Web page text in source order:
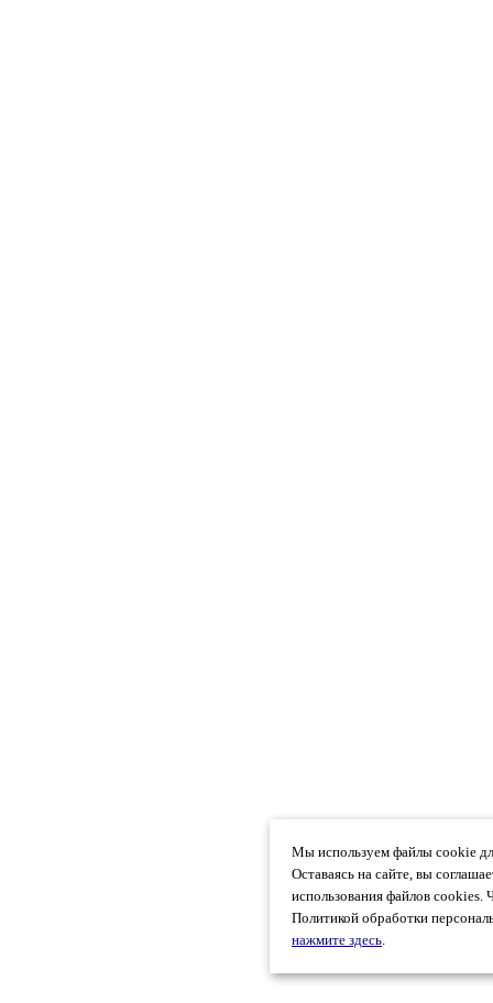
Мы используем файлы cookie
Оставаясь на сайте, вы
использования файлов cookies.
Политикой обработки
нажмите здесь.